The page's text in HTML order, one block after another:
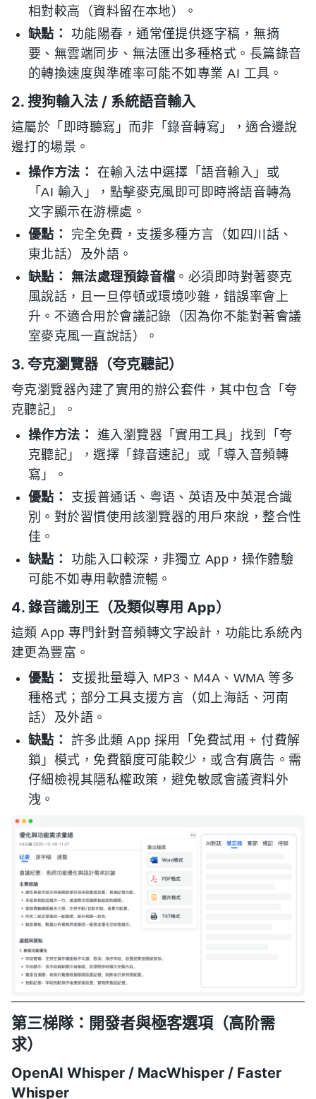
相對較高（資料留在本地）。
缺點：
功能陽春，通常僅提供逐字稿，無摘
要、無雲端同步、無法匯出多種格式。長篇錄音
的轉換速度與準確率可能不如專業 AI 工具。
2. 搜狗輸入法 / 系統語音輸入
這屬於「即時聽寫」而非「錄音轉寫」，適合邊說
邊打的場景。
操作方法：
在輸入法中選擇「語音輸入」或
「AI 輸入」，點擊麥克風即可即時將語音轉為
文字顯示在游標處。
優點：
完全免費，支援多種方言（如四川話、
東北話）及外語。
缺點：
無法處理預錄音檔 。必須即時對著麥克
風說話，且一旦停頓或環境吵雜，錯誤率會上
升。不適合用於會議記錄（因為你不能對著會議
室麥克風一直說話）。
3. 夸克瀏覽器（夸克聽記）
夸克瀏覽器內建了實用的辦公套件，其中包含「夸
克聽記」。
操作方法：
進入瀏覽器「實用工具」找到「夸
克聽記」，選擇「錄音速記」或「導入音頻轉
寫」。
優點：
支援普通话、粤语、英语及中英混合識
別。對於習慣使用該瀏覽器的用戶來說，整合性
佳。
缺點：
功能入口較深，非獨立 App，操作體驗
可能不如專用軟體流暢。
4. 錄音識別王（及類似專用 App）
這類 App 專門針對音頻轉文字設計，功能比系統內
建更為豐富。
優點：
支援批量導入 MP3、M4A、WMA 等多
種格式；部分工具支援方言（如上海話、河南
話）及外語。
缺點：
許多此類 App 採用「免費試用 + 付費解
鎖」模式，免費額度可能較少，或含有廣告。需
仔細檢視其隱私權政策，避免敏感會議資料外
洩。
第三梯隊：開發者與極客選項（高阶需
求）
OpenAI Whisper / MacWhisper / Faster
Whisper